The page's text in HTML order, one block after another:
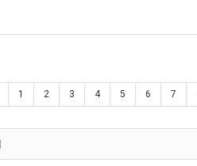
1 2 3 4 5 6 7